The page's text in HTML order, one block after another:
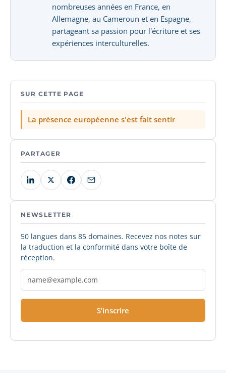
nombreuses années en France, en
Allemagne, au Cameroun et en Espagne,
partageant sa passion pour l'écriture et ses
expériences interculturelles.
SUR CETTE PAGE
La présence européenne s'est fait sentir
PARTAGER
NEWSLETTER
50 langues dans 85 domaines. Recevez nos notes sur
la traduction et la conformité dans votre boîte de
réception.
S’inscrire